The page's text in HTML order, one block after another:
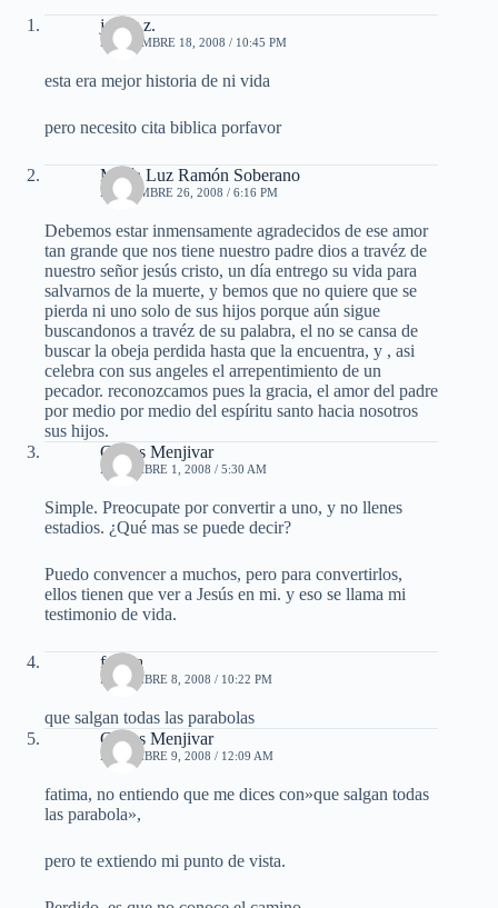
jenny z.
SEPTIEMBRE 18, 2008 / 10:45 PM
esta era mejor historia de ni vida
pero necesito cita biblica porfavor
María Luz Ramón Soberano
NOVIEMBRE 26, 2008 / 6:16 PM
Debemos estar inmensamente agradecidos de ese amor
tan grande que nos tiene nuestro padre dios a travéz de
nuestro señor jesús cristo, un día entrego su vida para
salvarnos de la muerte, y bemos que no quiere que se
pierda ni uno solo de sus hijos porque aún sigue
buscandonos a travéz de su palabra, el no se cansa de
buscar la obeja perdida hasta que la encuentra, y , asi
celebra con sus angeles el arrepentimiento de un
pecador. reconozcamos pues la gracia, el amor del padre
por medio por medio del espíritu santo hacia nosotros
sus hijos.
Carlos Menjivar
DICIEMBRE 1, 2008 / 5:30 AM
Simple. Preocupate por convertir a uno, y no llenes
estadios. ¿Qué mas se puede decir?
Puedo convencer a muchos, pero para convertirlos,
ellos tienen que ver a Jesús en mi. y eso se llama mi
testimonio de vida.
fatima
DICIEMBRE 8, 2008 / 10:22 PM
que salgan todas las parabolas
Carlos Menjivar
DICIEMBRE 9, 2008 / 12:09 AM
fatima, no entiendo que me dices con»que salgan todas
las parabola»,
pero te extiendo mi punto de vista.